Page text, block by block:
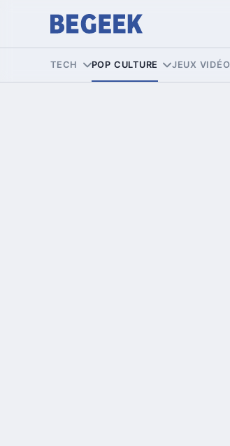
TECH POP CULTURE JEUX VIDÉO